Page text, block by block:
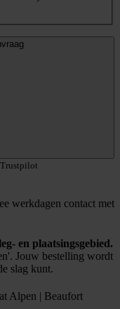
werkdagen contact met
en plaatsingsgebied.
Jouw bestelling wordt
slag kunt.
Alpen | Beaufort